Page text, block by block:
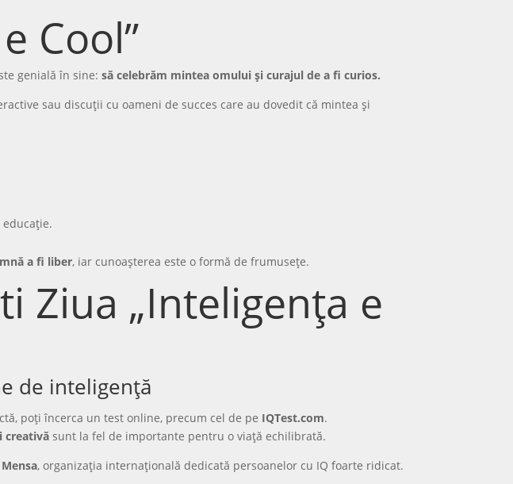
Cool”
genială în sine:să celebrăm mintea omului și curajul de a fi curios.
sau discuții cu oameni de succes care au dovedit că mintea și
a fi liber, iar cunoașterea este o formă de frumusețe.
Ziua „Inteligența e
de inteligență
poți încerca un test online, precum cel de pe IQTest.com.
creativă sunt la fel de importante pentru o viață echilibrată.
Mensa, organizația internațională dedicată persoanelor cu IQ foarte ridicat.